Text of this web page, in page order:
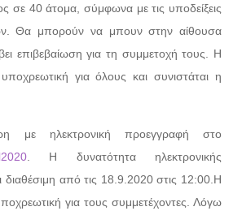
σε 40 άτομα, σύμφωνα με τις υποδείξεις
Θα μπορούν να μπουν στην αίθουσα
επιβεβαίωση για τη συμμετοχή τους. Η
για όλους και συνιστάται η
με ηλεκτρονική προεγγραφή στο
. Η δυνατότητα ηλεκτρονικής
διαθέσιμη από τις 18.9.2020 στις 12:00.H
για τους συμμετέχοντες. Λόγω